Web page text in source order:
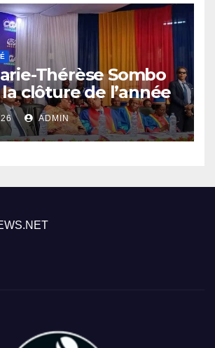
Thérèse Sombo
clôture de l’année
2025-2026 à
ADMIN